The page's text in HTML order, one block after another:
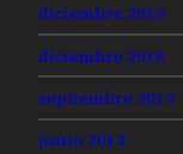
diciembre 2019
diciembre 2018
septiembre 2013
junio 2013